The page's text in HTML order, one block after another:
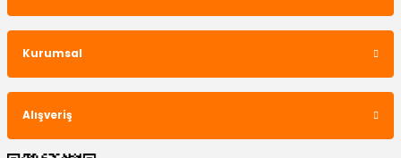
Kurumsal
Alışveriş